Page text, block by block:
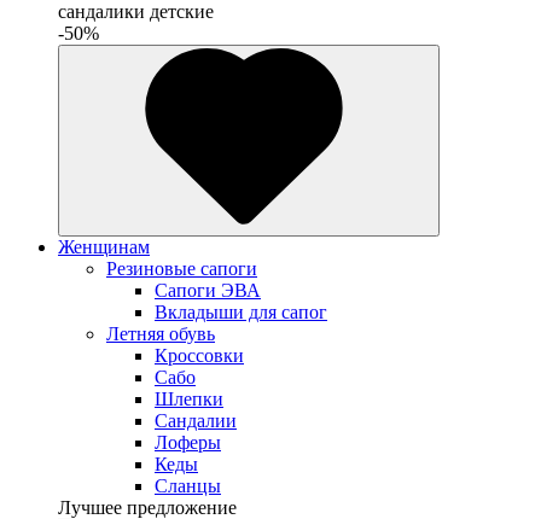
сандалики детские
-50%
Женщинам
Резиновые сапоги
Cапоги ЭВА
Вкладыши для сапог
Летняя обувь
Кроссовки
Сабо
Шлепки
Сандалии
Лоферы
Кеды
Сланцы
Лучшее предложение